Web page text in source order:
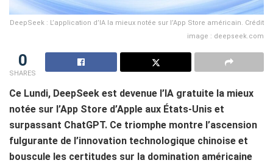
DeepSeek : L’application d’IA la mieux notée sur l’App Store américain. Crédit
image : deepseek.com
0
SHARES
Ce Lundi, DeepSeek est devenue l’IA gratuite la mieux
notée sur l’App Store d’Apple aux États-Unis et
surpassant ChatGPT. Ce triomphe montre l’ascension
fulgurante de l’innovation technologique chinoise et
bouscule les certitudes sur la domination américaine